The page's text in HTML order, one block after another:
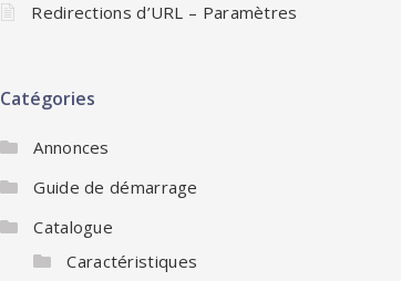
Redirections d’URL – Paramètres
Catégories
Annonces
Guide de démarrage
Catalogue
Caractéristiques